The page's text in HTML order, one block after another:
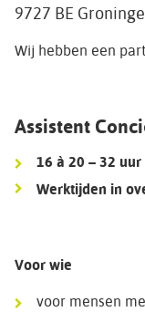
9727 BE
Wij hebben een
Assistent
16 à 20 – 32
Werktijden in
Voor wie
voor mensen